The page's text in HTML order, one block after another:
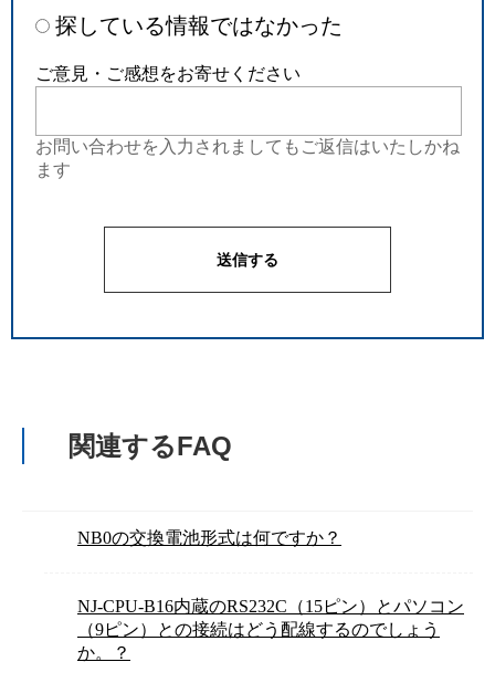
探している情報ではなかった
ご意見・ご感想をお寄せください
お問い合わせを入力されましてもご返信はいたしかね
ます
関連するFAQ
NB0の交換電池形式は何ですか？
NJ-CPU-B16内蔵のRS232C（15ピン）とパソコン
（9ピン）との接続はどう配線するのでしょう
か。？